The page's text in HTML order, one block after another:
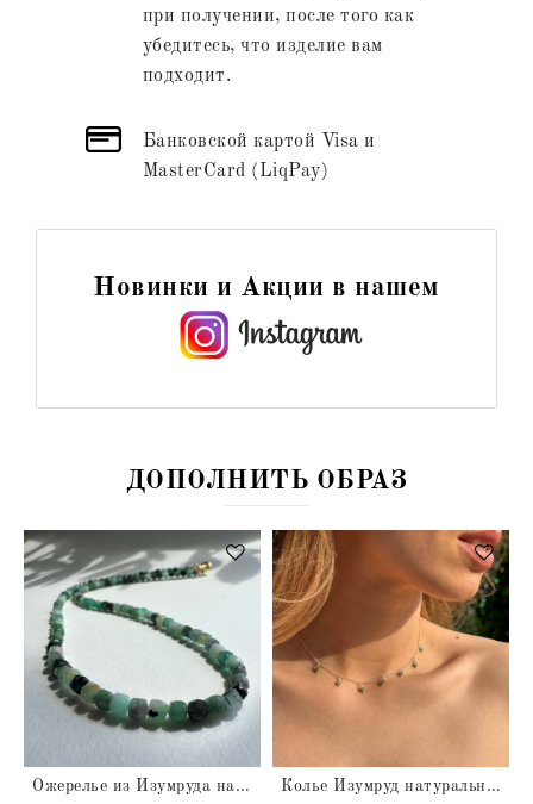
при получении, после того как
убедитесь, что изделие вам
подходит.
Банковской картой Visa и
MasterCard (LiqPay)
Новинки и Акции в нашем
ДОПОЛНИТЬ ОБРАЗ
Ожерелье из Изумруда натурального
Колье Изумруд натуральный в серебре